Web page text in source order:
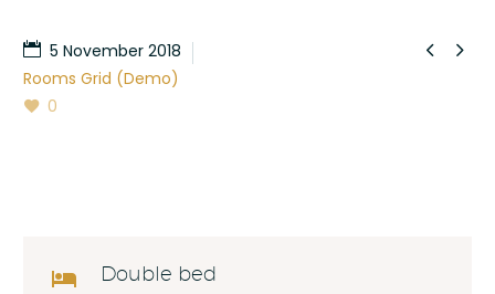
 
5 November 2018
Rooms Grid (Demo)
0
 Double bed